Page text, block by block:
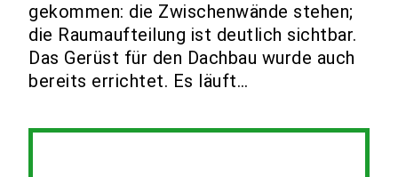
gekommen: die Zwischenwände stehen;
die Raumaufteilung ist deutlich sichtbar.
Das Gerüst für den Dachbau wurde auch
bereits errichtet. Es läuft…